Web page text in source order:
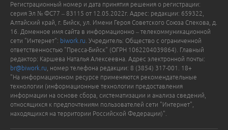
Регистрационный номер и дата принятия решения о регистрации:
серия Эл № ФС77 – 83115 от 12.05.2022г. Адрес: редакции: 659322,
Алтайский край, г. Бийск, ул. Имени Героя Советского Союза Спекова, д.
16. Доменное имя сайта в информационно – телекоммуникационной
сети "Интернет": biwork.ru . Учредитель: Общество с ограниченной
ответственностью "Пресса-Бийск" (ОГРН 1062204039864). Главный
редактор: Каршева Наталья Алексеевна. Адрес электронной почты:
br@biwork.ru , номер телефона редакции: 8 (3854) 317-001. 18+
"На информационном ресурсе применяются рекомендательные
технологии (информационные технологии предоставления
информации на основе сбора, систематизации и анализа сведений,
относящихся к предпочтениям пользователей сети "Интернет",
находящихся на территории Российской Федерации)".